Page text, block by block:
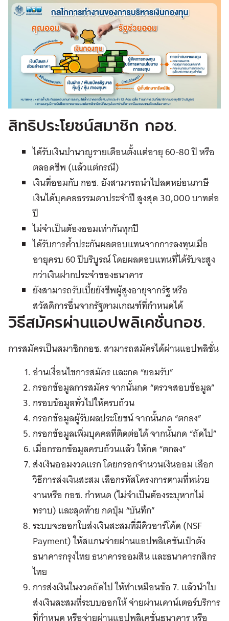
สิทธิประโยชน์สมาชิก กอช.
ได้รับเงินบำนาญรายเดือนตั้งแต่อายุ 60-80 ปี หรือ
ตลอดชีพ (แล้วแต่กรณี)
เงินที่ออมกับ กอช. ยังสามารถนำไปลดหย่อนภาษี
เงินได้บุคคลธรรมดาประจำปี สูงสุด 30,000 บาทต่อ
ปี
ไม่จำเป็นต้องออมเท่ากันทุกปี
ได้รับการค้ำประกันผลตอบแทนจากการลงทุนเมื่อ
อายุครบ 60 ปีบริบูรณ์ โดยผลตอบแทนที่ได้รับจะสูง
กว่าเงินฝากประจำของธนาคาร
ยังสามารถรับเบี้ยยังชีพผู้สูงอายุจากรัฐ หรือ
สวัสดิการอื่นจากรัฐตามเกณฑ์ที่กำหนดได้
วิธีสมัครผ่านแอปพลิเคชั่นกอช.
การสมัครเป็นสมาชิกกอช. สามารถสมัครได้ผ่านแอปพลิชั่น
อ่านเงื่อนไขการสมัคร และกด “ยอมรับ”
กรอกข้อมูลการสมัคร จากนั้นกด “ตรวจสอบข้อมูล”
กรอบข้อมูลทั่วไปให้ครบถ้วน
กรอกข้อมูลผู้รับผลประโยชน์ จากนั้นกด “ตกลง”
กรอกข้อมูลเพิ่มบุคคลที่ติดต่อได้ จากนั้นกด “ถัดไป”
เมื่อกรอกข้อมูลครบถ้วนแล้ว ให้กด “ตกลง”
ส่งเงินออมงวดแรก โดยกรอกจำนวนเงินออม เลือก
วิธีการส่งเงินสะสม เลือกรหัสโครงการตามที่หน่วย
งานหรือ กอช. กำหนด (ไม่จำเป็นต้องระบุหากไม่
ทราบ) และสุดท้าย กดปุ่ม “บันทึก”
ระบบจะออกใบส่งเงินสะสมที่มีคิวอาร์โค้ด (NSF
Payment) ให้สแกนจ่ายผ่านแอปพลิเคชันเป๋าตัง
ธนาคารกรุงไทย ธนาคารออมสิน และธนาคารกสิกร
ไทย
การส่งเงินในงวดถัดไป ให้ทำเหมือนข้อ 7. แล้วนำใบ
ส่งเงินสะสมที่ระบบออกให้ จ่ายผ่านเคาน์เตอร์บริการ
ที่กำหนด หรือจ่ายผ่านแอปพลิเคชั่นธนาคาร หรือ